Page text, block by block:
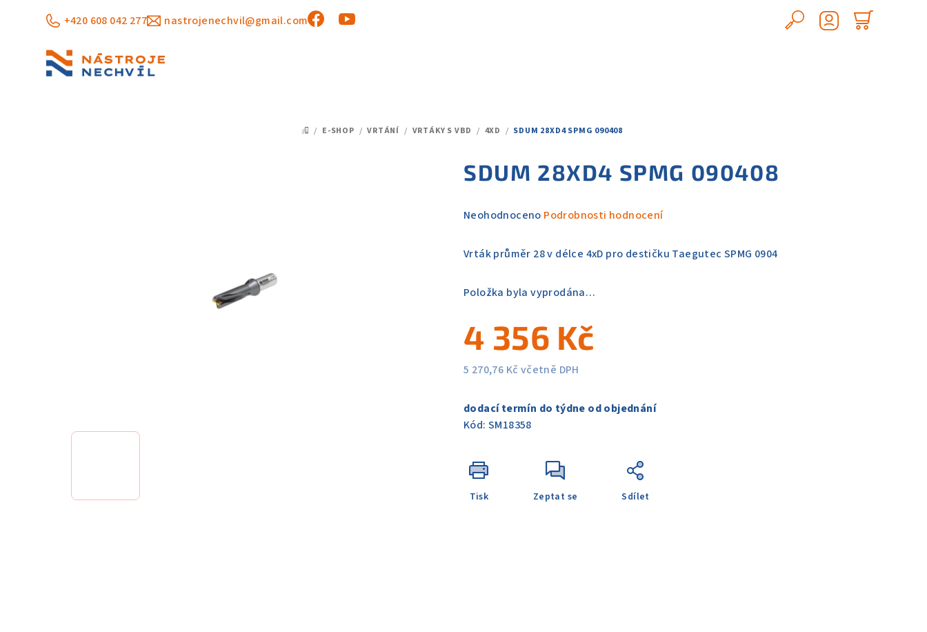
+420 608 042 277 nastrojenechvil@gmail.com
Hledat
DOMŮ
/ E-SHOP / VRTÁNÍ / VRTÁKY S VBD / 4XD / SDUM 28XD4 SPMG 090408
SDUM 28XD4 SPMG 090408
Průměrné
produktu
z
hvězdiček.
Neohodnoceno Podrobnosti hodnocení
Vrták průměr 28 v délce 4xD pro destičku Taegutec SPMG 0904
Položka byla vyprodána…
4 356 Kč
5 270,76 Kč včetně DPH
cena:
dodací termín do týdne od objednání
Kód: SM18358
Tisk Zeptat se Sdílet